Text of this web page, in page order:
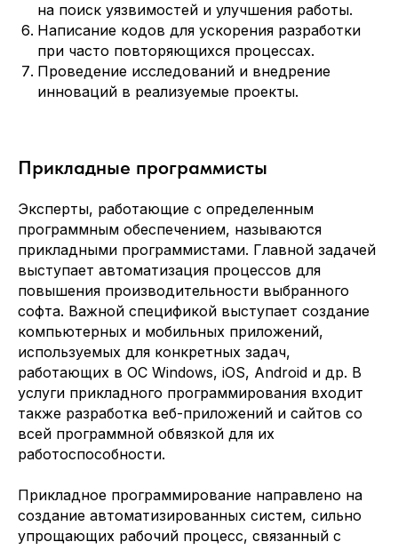
на поиск уязвимостей и улучшения работы.
Написание кодов для ускорения разработки
при часто повторяющихся процессах.
Проведение исследований и внедрение
инноваций в реализуемые проекты.
Прикладные программисты
Эксперты, работающие с определенным
программным обеспечением, называются
прикладными программистами. Главной задачей
выступает автоматизация процессов для
повышения производительности выбранного
софта. Важной спецификой выступает создание
компьютерных и мобильных приложений,
используемых для конкретных задач,
работающих в ОС Windows, iOS, Android и др. В
услуги прикладного программирования входит
также разработка веб-приложений и сайтов со
всей программной обвязкой для их
работоспособности.
Прикладное программирование направлено на
создание автоматизированных систем, сильно
упрощающих рабочий процесс, связанный с